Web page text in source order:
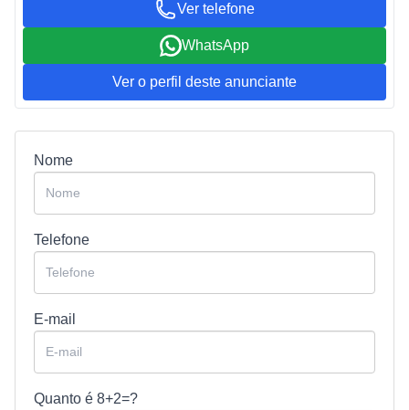
Ver telefone
WhatsApp
Ver o perfil deste anunciante
Nome
Telefone
E-mail
Quanto é 8+2=?